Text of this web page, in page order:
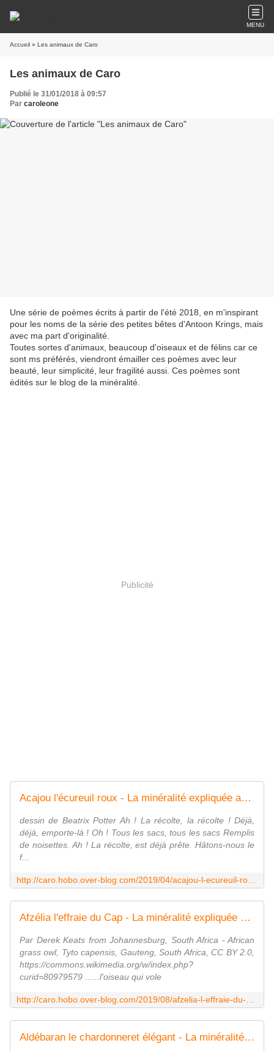
MENU
Accueil » Les animaux de Caro
Les animaux de Caro
Publié le 31/01/2018 à 09:57
Par caroleone
Une série de poèmes écrits à partir de l'été 2018, en m'inspirant
pour les noms de la série des petites bêtes d'Antoon Krings, mais
avec ma part d'originalité.
Toutes sortes d'animaux, beaucoup d'oiseaux et de félins car ce
sont ms préférés, viendront émailler ces poèmes avec leur
beauté, leur simplicité, leur fragilité aussi. Ces poèmes sont
édités sur le blog de la minéralité.
Publicité
Acajou l'écureuil roux - La minéralité expliquée aux cailloux
dessin de Beatrix Potter Ah ! La récolte, la récolte ! Déjà,
déjà, emporte-là ! Oh ! Tous les sacs, tous les sacs Remplis
de noisettes. Ah ! La récolte, est déjà prête. Hâtons-nous le
f...
Afzélia l'effraie du Cap - La minéralité expliquée aux cailloux
Par Derek Keats from Johannesburg, South Africa - African
grass owl, Tyto capensis, Gauteng, South Africa, CC BY 2.0,
https://commons.wikimedia.org/w/index.php?
curid=80979579 ......l'oiseau qui vole
Aldébaran le chardonneret élégant - La minéralité expliquée aux cailloux